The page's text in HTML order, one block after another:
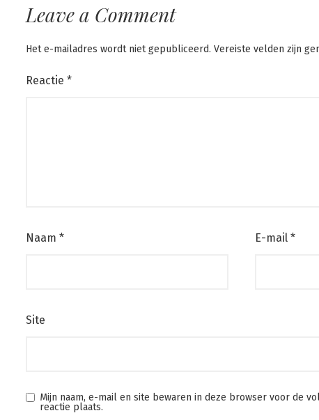
Leave a Comment
Het e-mailadres wordt niet gepubliceerd. Vereiste velden zijn
Reactie *
Naam * E-mail *
Site
Mijn naam, e-mail en site bewaren in deze browser voor de
reactie plaats.